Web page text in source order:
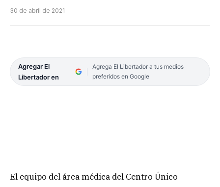
30 de abril de 2021
Agregar El
Libertador en
Agrega El Libertador a tus medios
preferidos en Google
El equipo del área médica del Centro Único